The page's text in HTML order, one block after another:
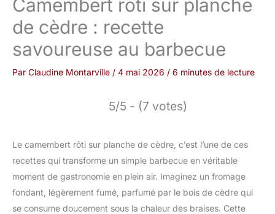
Camembert rôti sur planche
de cèdre : recette
savoureuse au barbecue
Par Claudine Montarville / 4 mai 2026 / 6 minutes de lecture
5/5 - (7 votes)
Le camembert rôti sur planche de cèdre, c’est l’une de ces
recettes qui transforme un simple barbecue en véritable
moment de gastronomie en plein air. Imaginez un fromage
fondant, légèrement fumé, parfumé par le bois de cèdre qui
se consume doucement sous la chaleur des braises. Cette